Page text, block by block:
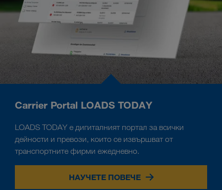
Carrier Portal LOADS TODAY
LOADS TODAY е дигиталният портал за всички
дейности и превози, които се извършват от
транспортните фирми ежедневно.
НАУЧЕТЕ ПОВЕЧЕ